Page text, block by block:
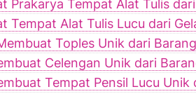
Prakarya Tempat Alat Tulis
Tempat Alat Tulis Lucu dari
Toples Unik dari
Celengan Unik dari
Tempat Pensil Lucu Unik